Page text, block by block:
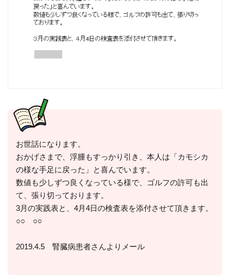
お世話になります。
おかげさまで、浮腫もすっかり引き、本人は「カモシカ
の様な手足に戻った」と喜んでいます。
数値も少しずつ良くなっている様で、ゴルフの許可も出
て、張り切っております。
3月の実践表と、4月4日の検査表を添付させて頂きます。
○○ ○○
2019.4.5 腎臓病患者さんよりメール